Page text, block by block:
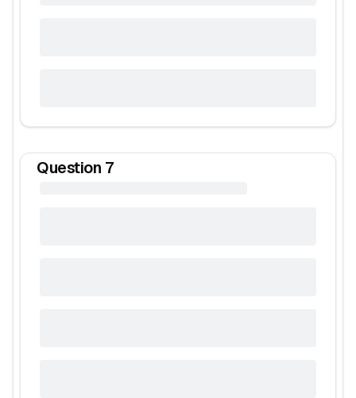
Question 7